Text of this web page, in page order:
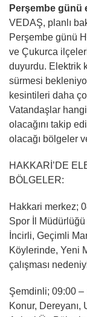
Perşembe günü
VEDAŞ, planlı
Perşembe günü
ve Çukurca
duyurdu. Elektrik
sürmesi
kesintileri daha
Vatandaşlar
olacağını takip
olacağı bölgeler
HAKKARİ’DE
BÖLGELER:
Hakkari merkez;
Spor İl
İncirli, Geçimli
Köylerinde, Yeni
çalışması
Şemdinli; 09:00 –
Konur, Dereyanı,